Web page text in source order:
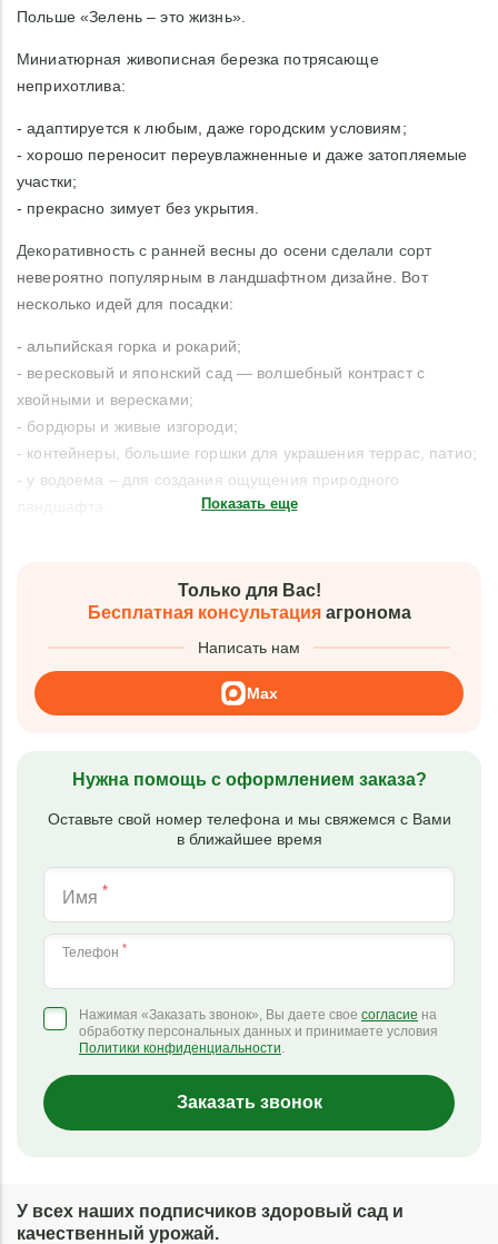
Польше «Зелень – это жизнь».
Миниатюрная живописная березка потрясающе
неприхотлива:
- адаптируется к любым, даже городским условиям;
- хорошо переносит переувлажненные и даже затопляемые
участки;
- прекрасно зимует без укрытия.
Декоративность с ранней весны до осени сделали сорт
невероятно популярным в ландшафтном дизайне. Вот
несколько идей для посадки:
- альпийская горка и рокарий;
- вересковый и японский сад — волшебный контраст с
хвойными и вересками;
- бордюры и живые изгороди;
- контейнеры, большие горшки для украшения террас, патио;
- у водоема – для создания ощущения природного
Показать еще
Только для Вас!
Бесплатная консультацияагронома
Написать нам
Max
Нужна помощь с оформлением заказа?
Оставьте свой номер телефона и мы свяжемся с Вами
в ближайшее время
Имя *
Телефон *
Нажимая «Заказать звонок», Вы даете свое согласие на
обработку персональных данных и принимаете условия
Политики конфиденциальности.
Заказать звонок
У всех наших подписчиков здоровый сад и
качественный урожай.